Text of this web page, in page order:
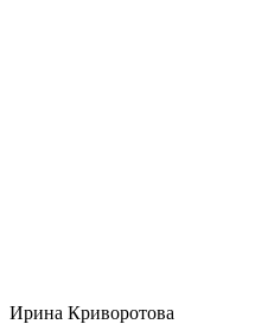
Ирина Криворотова